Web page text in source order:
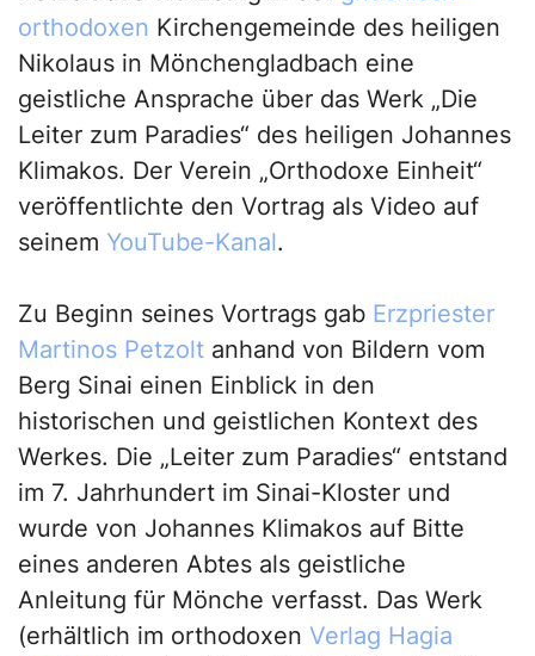
orthodoxen Kirchengemeinde des heiligen
Nikolaus in Mönchengladbach eine
geistliche Ansprache über das Werk „Die
Leiter zum Paradies“ des heiligen Johannes
Klimakos. Der Verein „Orthodoxe Einheit“
veröffentlichte den Vortrag als Video auf
seinem YouTube-Kanal.
Zu Beginn seines Vortrags gab Erzpriester
Martinos Petzolt anhand von Bildern vom
Berg Sinai einen Einblick in den
historischen und geistlichen Kontext des
Werkes. Die „Leiter zum Paradies“ entstand
im 7. Jahrhundert im Sinai-Kloster und
wurde von Johannes Klimakos auf Bitte
eines anderen Abtes als geistliche
Anleitung für Mönche verfasst. Das Werk
(erhältlich im orthodoxen Verlag Hagia